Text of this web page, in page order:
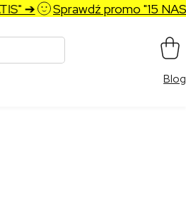
Sprawdź promo "15 NASION
Blog